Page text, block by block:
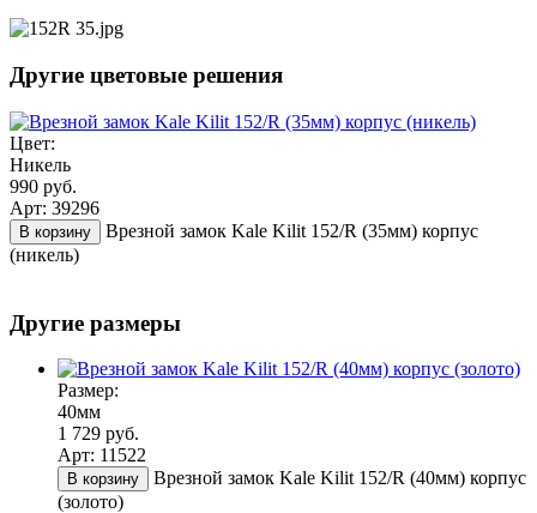
Другие цветовые решения
Цвет:
Никель
990 руб.
Арт: 39296
В корзину
Врезной замок Kale Kilit 152/R (35мм) корпус
(никель)
Другие размеры
Размер:
40мм
1 729 руб.
Арт: 11522
В корзину
Врезной замок Kale Kilit 152/R (40мм) корпус
(золото)